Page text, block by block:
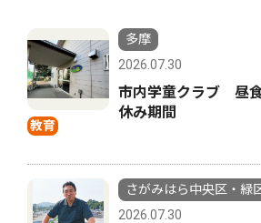
教育
多摩
2026.07.30
市内学童クラブ 昼
休み期間
さがみはら中央区・緑
2026.07.30